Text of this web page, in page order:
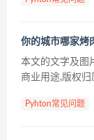
来存储，但这貌
你的城市哪家烤
本文的文字及图
商业用途,版权
鲁门·卡波特曾
Pyhton常见问题